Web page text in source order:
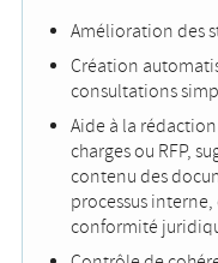
Amélioration des
Création
consultations
Aide à la
charges ou RFP,
contenu des
processus
conformité